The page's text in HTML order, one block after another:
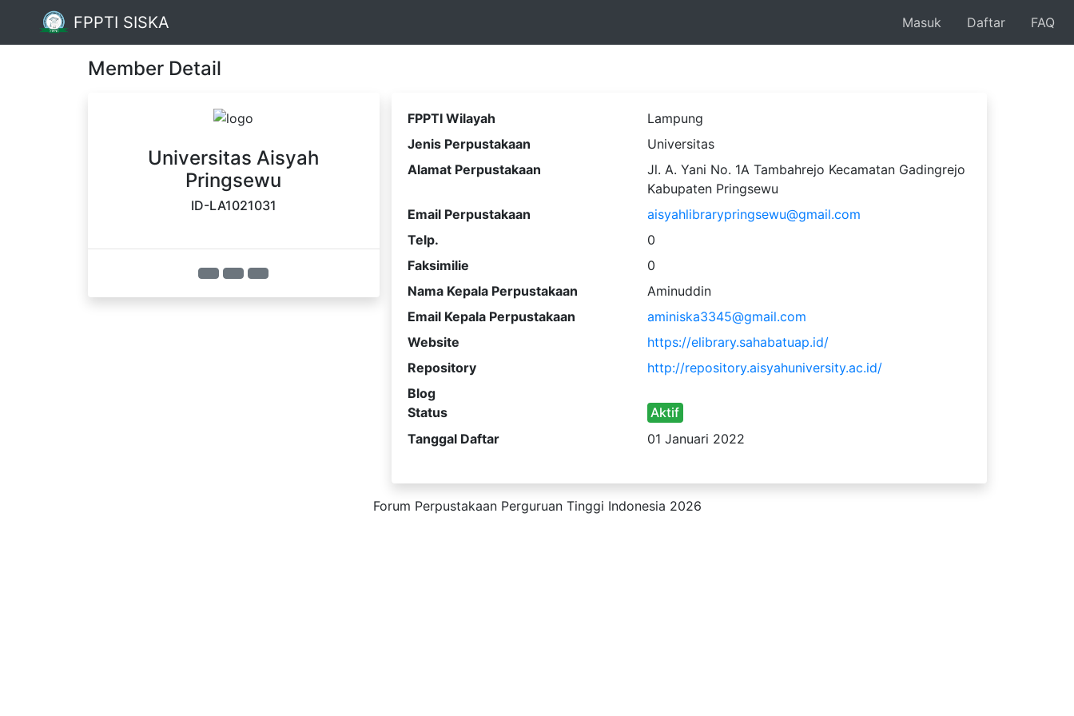
FPPTI SISKA Masuk Daftar FAQ
Member Detail
Universitas Aisyah
Pringsewu
ID-LA1021031
FPPTI Wilayah
Lampung
Jenis Perpustakaan
Universitas
Alamat Perpustakaan
Jl. A. Yani No. 1A Tambahrejo Kecamatan Gadingrejo
Kabupaten Pringsewu
Email Perpustakaan
aisyahlibrarypringsewu@gmail.com
Telp.
0
Faksimilie
0
Nama Kepala Perpustakaan
Aminuddin
Email Kepala Perpustakaan
aminiska3345@gmail.com
Website
https://elibrary.sahabatuap.id/
Repository
http://repository.aisyahuniversity.ac.id/
Blog
Status
Aktif
Tanggal Daftar
01 Januari 2022
Forum Perpustakaan Perguruan Tinggi Indonesia 2026